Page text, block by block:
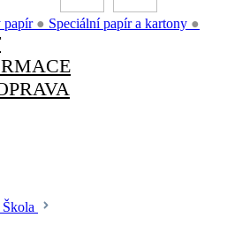
papír ● Speciální papír a kartony ●